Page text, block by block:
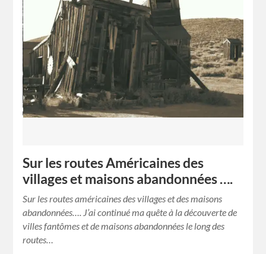
Sur les routes Américaines des
villages et maisons abandonnées ….
Sur les routes américaines des villages et des maisons
abandonnées…. J’ai continué ma quête à la découverte de
villes fantômes et de maisons abandonnées le long des
routes…